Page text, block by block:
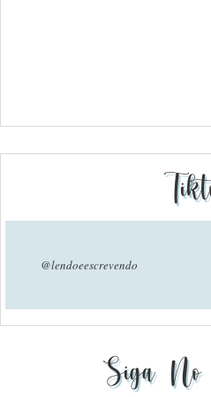
@lendoeescrevendo
Siga No